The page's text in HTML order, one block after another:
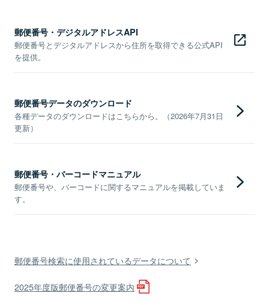
郵便番号・デジタルアドレスAPI
郵便番号とデジタルアドレスから住所を取得できる公式API
を提供。
郵便番号データのダウンロード
各種データのダウンロードはこちらから。（2026年7月31日
更新）
郵便番号・バーコードマニュアル
郵便番号や、バーコードに関するマニュアルを掲載していま
す。
郵便番号検索に使用されているデータについて
2025年度版郵便番号の変更案内